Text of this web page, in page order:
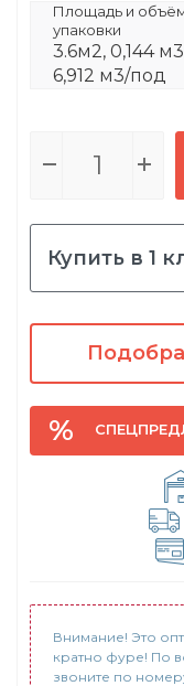
Площадь и объём
упаковки
3.6м2, 0,144
6,912 м3/под
Купить в 1
Внимание! Это
кратно фуре! По
звоните по